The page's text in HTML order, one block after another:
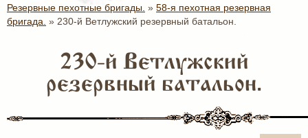
Резервные пехотные бригады. » 58-я пехотная резервная
бригада. » 230-й Ветлужский резервный батальон.
230-й Ветлужский
резервный батальон.